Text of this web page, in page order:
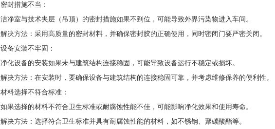
密封措施不当：
洁净室与技术夹层（吊顶）的密封措施如果不到位，可能导致外界污染物进入车间。
解决方法：采用高质量的密封材料，并确保密封胶的正确使用，同时密闭门要严密关闭。
设备安装不牢固：
净化设备的安装如果未与建筑结构连接稳固，可能导致设备运行不稳定或损坏。
解决方法：在安装时，要确保设备与建筑结构的连接稳固可靠，并考虑维修保养的便利性。
材料选择不符合标准：
如果选择的材料不符合卫生标准或耐腐蚀性能不佳，可能影响净化效果和使用寿命。
解决方法：选择符合卫生标准并具有耐腐蚀性能的材料，如不锈钢、聚碳酸酯等。